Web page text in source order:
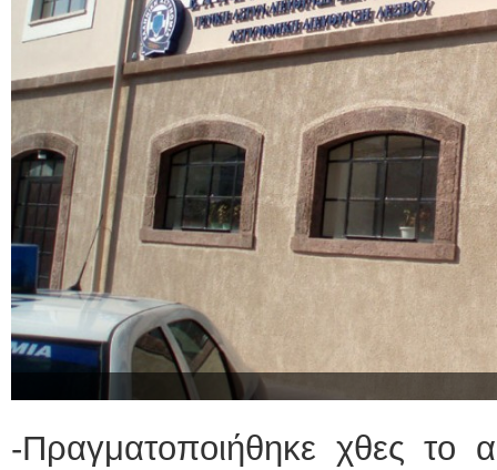
-Πραγματοποιήθηκε χθες το